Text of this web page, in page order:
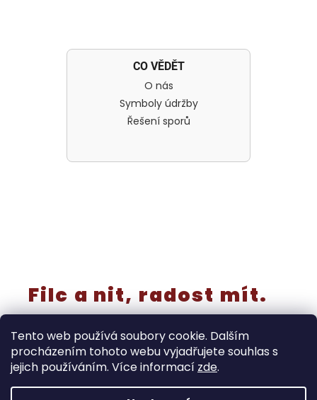
Tento web používá soubory cookie. Dalším
procházením tohoto webu vyjadřujete souhlas s
jejich používáním. Více informací zde.
CO VĚDĚT
O nás
Symboly údržby
Řešení sporů
Filc a nit, radost mít.
Vytvořil Shoptet